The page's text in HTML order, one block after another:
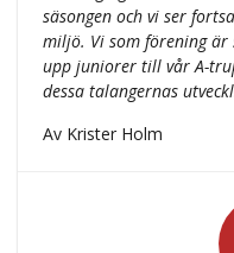
säsongen och vi ser
miljö. Vi som förening
upp juniorer till vår A-
dessa talangernas
Av Krister Holm